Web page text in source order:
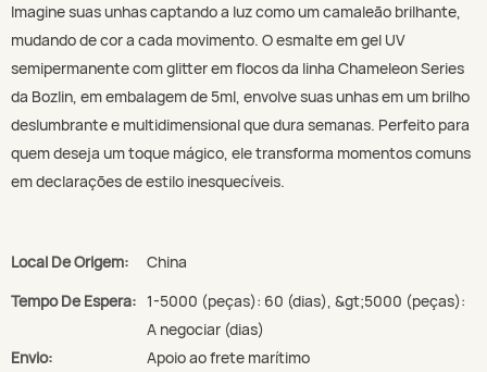
Imagine suas unhas captando a luz como um camaleão brilhante,
mudando de cor a cada movimento. O esmalte em gel UV
semipermanente com glitter em flocos da linha Chameleon Series
da Bozlin, em embalagem de 5ml, envolve suas unhas em um brilho
deslumbrante e multidimensional que dura semanas. Perfeito para
quem deseja um toque mágico, ele transforma momentos comuns
em declarações de estilo inesquecíveis.
Local De Origem:
China
Tempo De Espera: 1-5000 (peças): 60 (dias), &gt;5000 (peças):
A negociar (dias)
Envio:
Apoio ao frete marítimo